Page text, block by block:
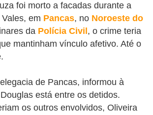
foi morto a facadas durante a
em Pancas, no Noroeste do
da Polícia Civil , o crime teria
mantinham vínculo afetivo. Até o
de Pancas, informou à
está entre os detidos.
os outros envolvidos, Oliveira